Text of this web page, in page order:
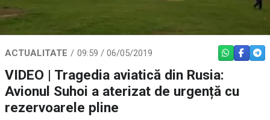
ACTUALITATE 09:59 / 06/05/2019 WHATSAPP
VIDEO | ​Tragedia aviatică din Rusia:
Avionul Suhoi a aterizat de urgență cu
rezervoarele pline